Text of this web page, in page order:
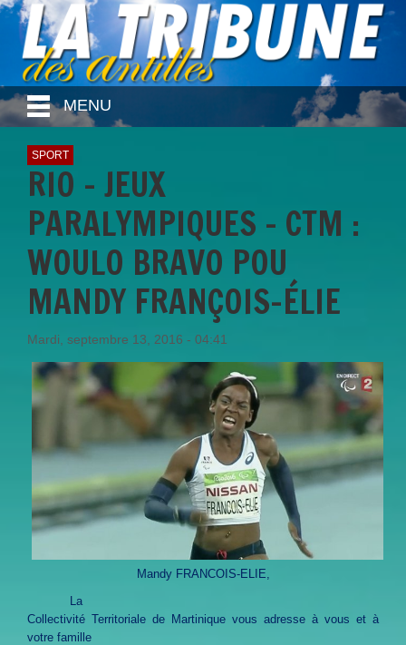
MENU
SPORT
RIO - JEUX
PARALYMPIQUES - CTM :
WOULO BRAVO POU
MANDY FRANÇOIS-ÉLIE
Mardi, septembre 13, 2016 - 04:41
Mandy FRANCOIS-ELIE,
La
Collectivité Territoriale de Martinique vous adresse à vous et à
votre famille